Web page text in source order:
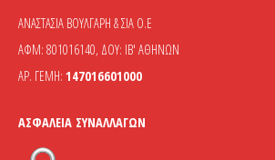
ΑΝΑΣΤΑΣΙΑ ΒΟΥΛΓΑΡΗ & ΣΙΑ Ο.Ε
ΑΦΜ: 801016140, ΔΟΥ: ΙΒ' ΑΘΗΝΩΝ
ΑΡ. ΓΕΜΗ: 147016601000
ΑΣΦΆΛΕΙΑ ΣΥΝΑΛΛΑΓΏΝ